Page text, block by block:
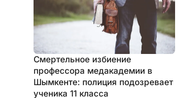
Смертельное избиение
профессора медакадемии в
Шымкенте: полиция подозревает
ученика 11 класса